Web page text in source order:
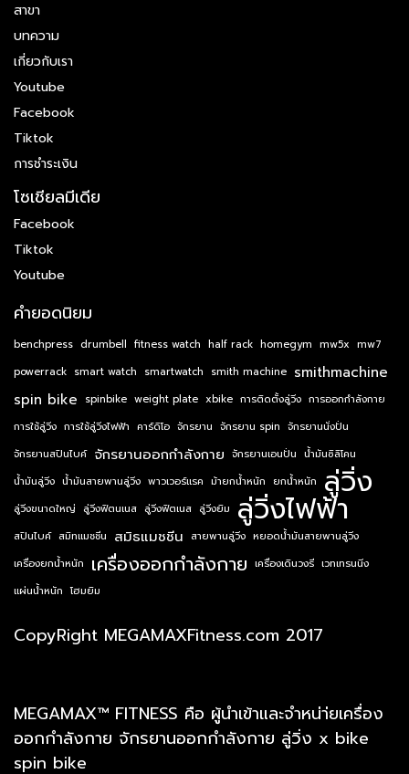
สาขา
บทความ
เกี่ยวกับเรา
Youtube
Facebook
Tiktok
การชำระเงิน
โซเชียลมีเดีย
Facebook
Tiktok
Youtube
คำยอดนิยม
benchpress drumbell fitness watch half rack homegym mw5x mw7
powerrack smart watch smartwatch smith machine smithmachine
spin bike spinbike weight plate xbike การติดตั้งลู่วิ่ง การออกกำลังกาย
การใช้ลู่วิ่ง การใช้ลู่วิ่งไฟฟ้า คาร์ดิโอ จักรยาน จักรยาน spin จักรยานนั่งปั่น
จักรยานสปินไบค์ จักรยานออกกำลังกาย จักรยานเอนปั่น น้ำมันซิลิโคน
น้ำมันลู่วิ่ง น้ำมันสายพานลู่วิ่ง พาวเวอร์แรค ม้ายกน้ำหนัก ยกน้ำหนัก ลู่วิ่ง
ลู่วิ่งขนาดใหญ่ ลู่วิ่งฟิตนเนส ลู่วิ่งฟิตเนส ลู่วิ่งยิม ลู่วิ่งไฟฟ้า
สปินไบค์ สมิทแมชชีน สมิธแมชชีน สายพานลู่วิ่ง หยอดน้ำมันสายพานลู่วิ่ง
เครื่องยกน้ำหนัก เครื่องออกกำลังกาย เครื่องเดินวงรี เวทเทรนนิ่ง
แผ่นน้ำหนัก โฮมยิม
CopyRight MEGAMAXFitness.com 2017
MEGAMAX™ FITNESS คือ ผู้นำเข้าและจำหน่า่ยเครื่อง
ออกกำลังกาย จักรยานออกกำลังกาย ลู่วิ่ง x bike
spin bike